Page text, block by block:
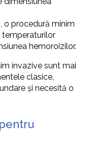
, o procedură minim
temperaturilor
hemoroizilor.
invazive sunt mai
clasice,
și necesită o